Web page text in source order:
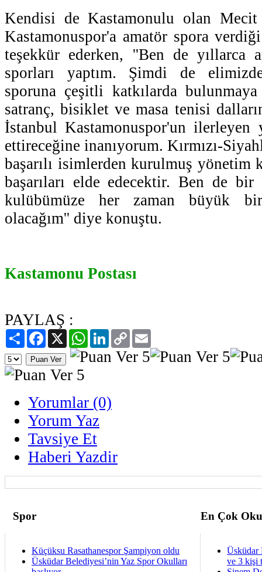
Kendisi de Kastamonulu olan Mecit
Kastamonuspor'a amatör spora
teşekkür ederken, ''Ben de yıllarca
sporları yaptım. Şimdi de
sporuna çeşitli katkılarda
satranç, bisiklet ve masa tenisi
İstanbul Kastamonuspor'un ilerleyen
ettireceğine inanıyorum. Kırmızı-
başarılı isimlerden kurulmuş
başarıları elde edecektir. Ben de
kulübümüze her zaman büyük
olacağım'' diye konuştu.
Kastamonu Postası
PAYLAŞ :
PaylaşFacebook
X WhatsAppLinkedIn
Copy
Link
Yorumlar (0)
Yorum Yaz
Tavsiye Et
Haberi Yazdir
Spor En Çok
Küçüksu Rasathanespor Şampiyon oldu
Üsküdar Belediyesi’nin Yaz Spor Okulları
Üsküdar
ve 3 kişi